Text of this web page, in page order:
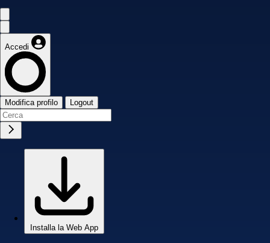
Accedi
Modifica profilo Logout
Installa la Web App